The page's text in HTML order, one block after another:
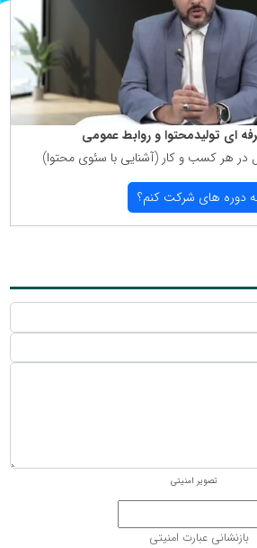
ای تولیدمحتوا و روابط عمومی
در هر كسب و كار (آشنایی با سئوی محتوا)
دوره های شركت كنم؟
بازنشانی عبارت امنیتی